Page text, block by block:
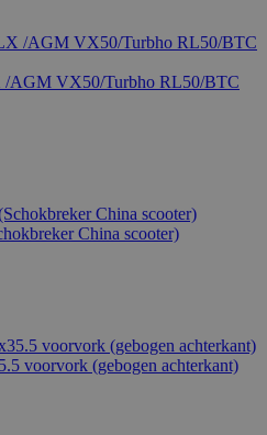
/AGM VX50/Turbho RL50/BTC
China scooter)
voorvork (gebogen achterkant)